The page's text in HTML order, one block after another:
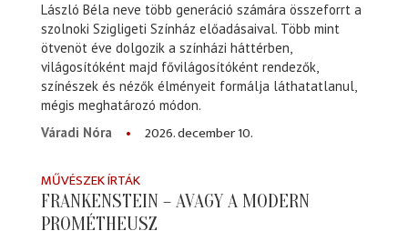
László Béla neve több generáció számára összeforrt a
szolnoki Szigligeti Színház előadásaival. Több mint
ötvenöt éve dolgozik a színházi háttérben,
világosítóként majd fővilágosítóként rendezők,
színészek és nézők élményeit formálja láthatatlanul,
mégis meghatározó módon.
Váradi Nóra
2026. december 10.
MŰVÉSZEK ÍRTÁK
FRANKENSTEIN – AVAGY A MODERN
PROMÉTHEUSZ